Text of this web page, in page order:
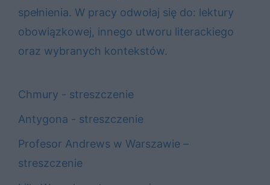
spełnienia. W pracy odwołaj się do: lektury
obowiązkowej, innego utworu literackiego
oraz wybranych kontekstów.
Chmury - streszczenie
Antygona - streszczenie
Profesor Andrews w Warszawie –
streszczenie